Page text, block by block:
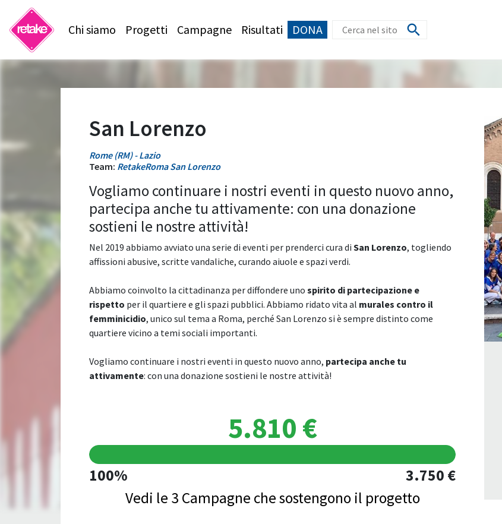
Chi siamo Progetti Campagne Risultati DONA
San Lorenzo
Rome (RM) - Lazio
Team: RetakeRoma San Lorenzo
Vogliamo continuare i nostri eventi in questo nuovo anno,
partecipa anche tu attivamente: con una donazione
sostieni le nostre attività!
Nel 2019 abbiamo avviato una serie di eventi per prenderci cura di San Lorenzo, togliendo
affissioni abusive, scritte vandaliche, curando aiuole e spazi verdi.
Abbiamo coinvolto la cittadinanza per diffondere uno spirito di partecipazione e
rispetto per il quartiere e gli spazi pubblici. Abbiamo ridato vita al murales contro il
femminicidio, unico sul tema a Roma, perché San Lorenzo si è sempre distinto come
quartiere vicino a temi sociali importanti.
Vogliamo continuare i nostri eventi in questo nuovo anno, partecipa anche tu
attivamente: con una donazione sostieni le nostre attività!
5.810 €
100%
3.750 €
Vedi le 3 Campagne che sostengono il progetto